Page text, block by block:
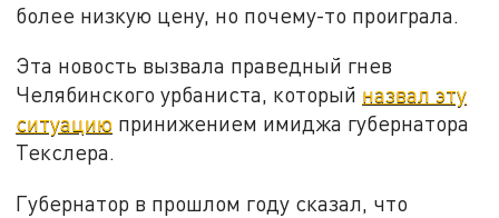
более низкую цену, но почему-то проиграла.
Эта новость вызвала праведный гнев
Челябинского урбаниста, который назвал эту
ситуацию принижением имиджа губернатора
Текслера.
Губернатор в прошлом году сказал, что